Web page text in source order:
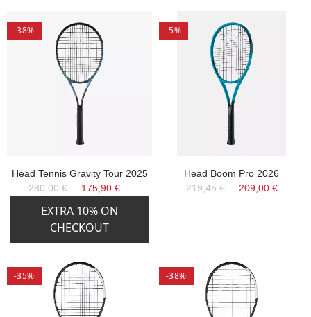
-38%
Head Tennis Gravity Tour 2025
280,00 €
175,90 €
EXTRA 10% ON
CHECKOUT
-5%
Head Boom Pro 2026
219,45 €
209,00 €
-35% -38%